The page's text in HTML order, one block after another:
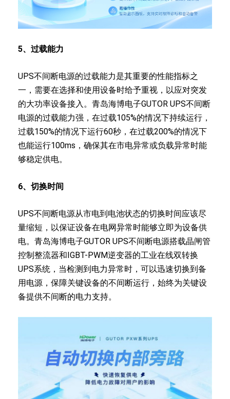
5、过载能力
UPS不间断电源的过载能力是其重要的性能指标之
一，需要在选择和使用设备时给予重视，以应对突发
的大功率设备接入。青岛海博电子GUTOR UPS不间断
电源的过载能力强，在过载105%的情况下持续运行，
过载150%的情况下运行60秒，在过载200%的情况下
也能运行100ms，确保其在市电异常或负载异常时能
够稳定供电。
6、切换时间
UPS不间断电源从市电到电池状态的切换时间应该尽
量缩短，以保证设备在电网异常时能够立即为设备供
电。青岛海博电子GUTOR UPS不间断电源搭载晶闸管
控制整流器和IGBT-PWM逆变器的工业在线双转换
UPS系统，当检测到电力异常时，可以迅速切换到备
用电源，保障关键设备的不间断运行，始终为关键设
备提供不间断的电力支持。